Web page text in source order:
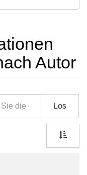
Autor
Los